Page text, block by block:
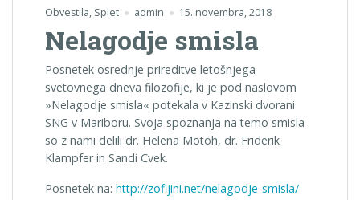
Obvestila, Splet admin 15. novembra, 2018
Nelagodje smisla
Posnetek osrednje prireditve letošnjega
svetovnega dneva filozofije, ki je pod naslovom
»Nelagodje smisla« potekala v Kazinski dvorani
SNG v Mariboru. Svoja spoznanja na temo smisla
so z nami delili dr. Helena Motoh, dr. Friderik
Klampfer in Sandi Cvek.
Posnetek na: http://zofijini.net/nelagodje-smisla/